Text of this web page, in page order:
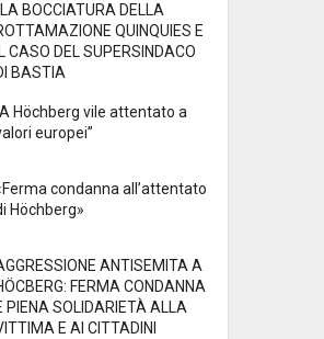
BOCCIATURA DELLA
QUINQUIES E
IL CASO DEL SUPERSINDACO
BASTIA
Höchberg vile attentato a
europei”
condanna all’attentato
Höchberg»
ANTISEMITA A
FERMA CONDANNA
PIENA SOLIDARIETÀ ALLA
E AI CITTADINI